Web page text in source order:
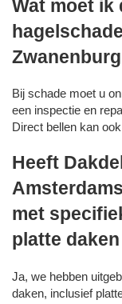
Wat moet ik
Bij schade moet u
een inspectie en
Direct bellen kan
Heeft
met
platte
Ja, we hebben
daken, inclusief